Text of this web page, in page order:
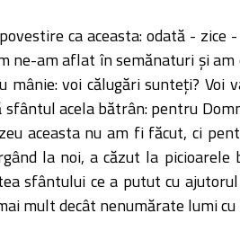
ca aceasta: odată -
ne-am aflat în semănaturi şi
voi călugări sunteţi? Voi
acela bătrân: pentru
aceasta nu am fi făcut, ci
la noi, a căzut la picioarele
sfântului ce a putut cu
mult decât nenumărate lumi cu